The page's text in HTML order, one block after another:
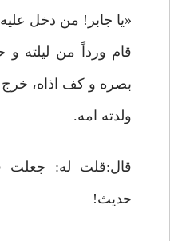
«يا جابر! من دخل
قام ورداً من ليلته
بصره و کف اذاه،
ولدته امه.
قال:قلت له:
حديث!